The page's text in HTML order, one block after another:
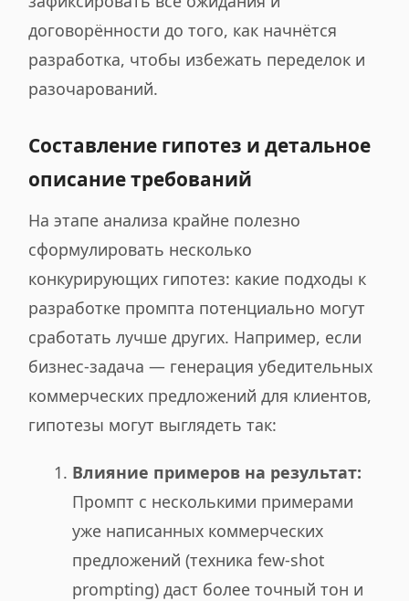
договорённости до того, как начнётся
разработка, чтобы избежать переделок и
разочарований.
Составление гипотез и детальное
описание требований
На этапе анализа крайне полезно
сформулировать несколько
конкурирующих гипотез: какие подходы к
разработке промпта потенциально могут
сработать лучше других. Например, если
бизнес-задача — генерация убедительных
коммерческих предложений для клиентов,
гипотезы могут выглядеть так:
Влияние примеров на результат:
Промпт с несколькими примерами
уже написанных коммерческих
предложений (техника few-shot
prompting) даст более точный тон и